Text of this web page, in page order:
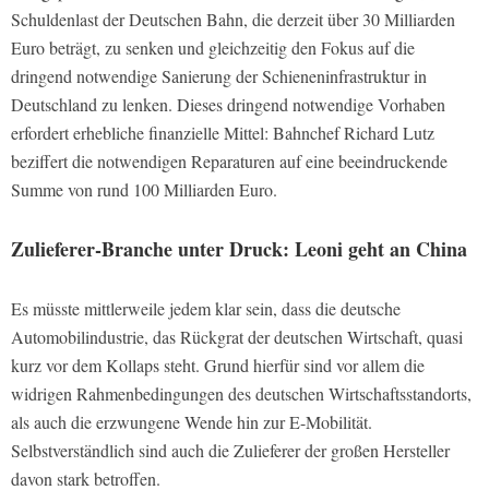
Schuldenlast der Deutschen Bahn, die derzeit über 30 Milliarden
Euro beträgt, zu senken und gleichzeitig den Fokus auf die
dringend notwendige Sanierung der Schieneninfrastruktur in
Deutschland zu lenken. Dieses dringend notwendige Vorhaben
erfordert erhebliche finanzielle Mittel: Bahnchef Richard Lutz
beziffert die notwendigen Reparaturen auf eine beeindruckende
Summe von rund 100 Milliarden Euro.
Zulieferer-Branche unter Druck: Leoni geht an China
Es müsste mittlerweile jedem klar sein, dass die deutsche
Automobilindustrie, das Rückgrat der deutschen Wirtschaft, quasi
kurz vor dem Kollaps steht. Grund hierfür sind vor allem die
widrigen Rahmenbedingungen des deutschen Wirtschaftsstandorts,
als auch die erzwungene Wende hin zur E-Mobilität.
Selbstverständlich sind auch die Zulieferer der großen Hersteller
davon stark betroffen.